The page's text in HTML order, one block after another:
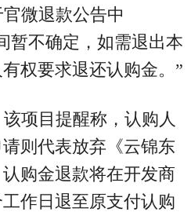
微退款公告中
暂不确定，如需退出本
权要求退还认购金。”
项目提醒称，认购人
则代表放弃《云锦东
购金退款将在开发商
作日退至原支付认购